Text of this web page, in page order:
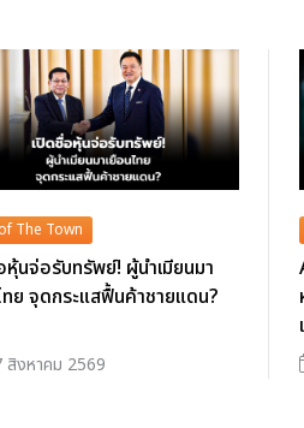
The Town
หุ้นจ่อรับทรัพย์! ผู้นำเมียนมา
ทย จุดกระแสฟื้นค้าชายแดน?
สิงหาคม 2569